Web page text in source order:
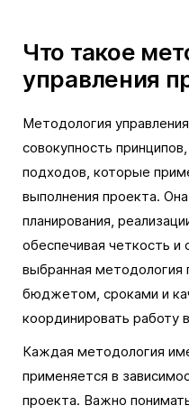
Что такое
управления
Методология
совокупность
подходов, которые
выполнения проекта.
планирования,
обеспечивая четкость и
выбранная методология
бюджетом, сроками и
координировать работу
Каждая методология
применяется в
проекта. Важно